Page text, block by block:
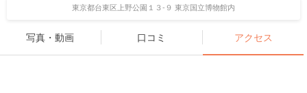
東京都台東区上野公園１３-９ 東京国立博物館内
写真・動画 口コミ アクセス